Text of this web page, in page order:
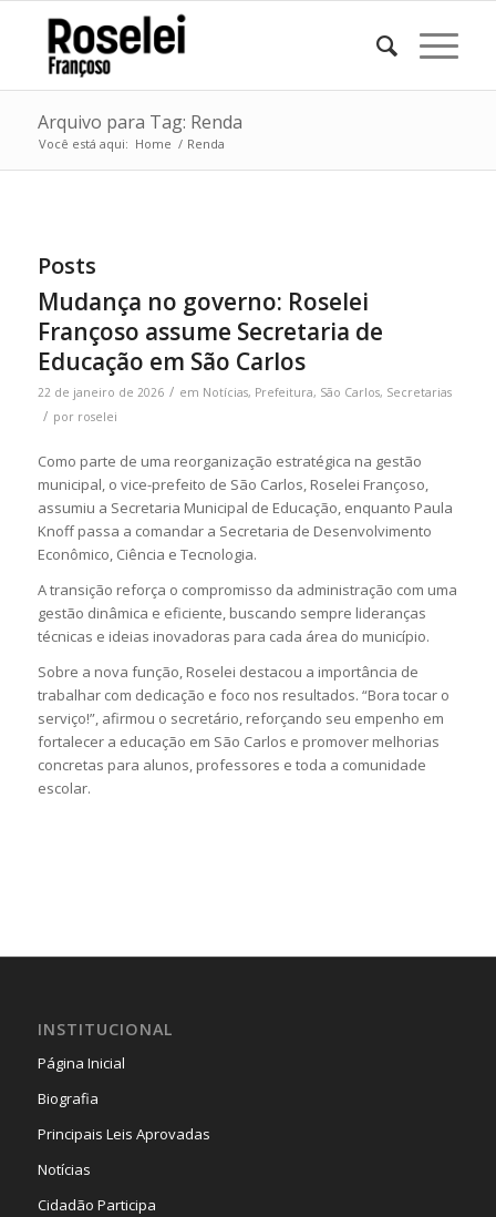
Arquivo para Tag: Renda
Você está aqui: Home / Renda
Posts
Mudança no governo: Roselei
Françoso assume Secretaria de
Educação em São Carlos
22 de janeiro de 2026 / em Notícias, Prefeitura, São Carlos, Secretarias
/ por roselei
Como parte de uma reorganização estratégica na gestão
municipal, o vice-prefeito de São Carlos, Roselei Françoso,
assumiu a Secretaria Municipal de Educação, enquanto Paula
Knoff passa a comandar a Secretaria de Desenvolvimento
Econômico, Ciência e Tecnologia.
A transição reforça o compromisso da administração com uma
gestão dinâmica e eficiente, buscando sempre lideranças
técnicas e ideias inovadoras para cada área do município.
Sobre a nova função, Roselei destacou a importância de
trabalhar com dedicação e foco nos resultados. “Bora tocar o
serviço!”, afirmou o secretário, reforçando seu empenho em
fortalecer a educação em São Carlos e promover melhorias
concretas para alunos, professores e toda a comunidade
escolar.
INSTITUCIONAL
Página Inicial
Biografia
Principais Leis Aprovadas
Notícias
Cidadão Participa